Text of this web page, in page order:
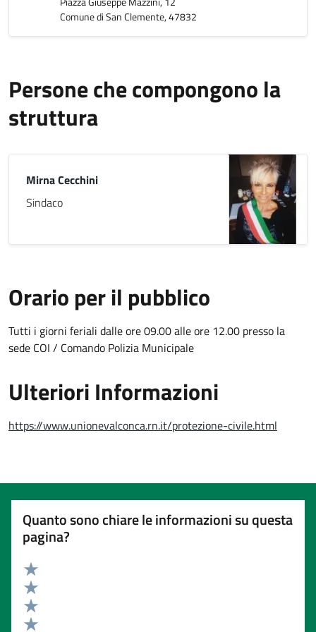
Comune di San Clemente, 47832
Persone che compongono la
struttura
Mirna Cecchini
Sindaco
Orario per il pubblico
Tutti i giorni feriali dalle ore 09.00 alle ore 12.00 presso la
sede COI / Comando Polizia Municipale
Ulteriori Informazioni
https://www.unionevalconca.rn.it/protezione-civile.html
Quanto sono chiare le informazioni su questa
pagina?
Valuta 5 stelle su 5
Valuta 4 stelle su 5
Valuta 3 stelle su 5